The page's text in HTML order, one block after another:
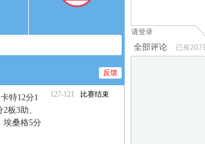
反馈
特12分1
板3助、
埃桑格5分
127-121 比赛结束
请登录
全部评论 已有